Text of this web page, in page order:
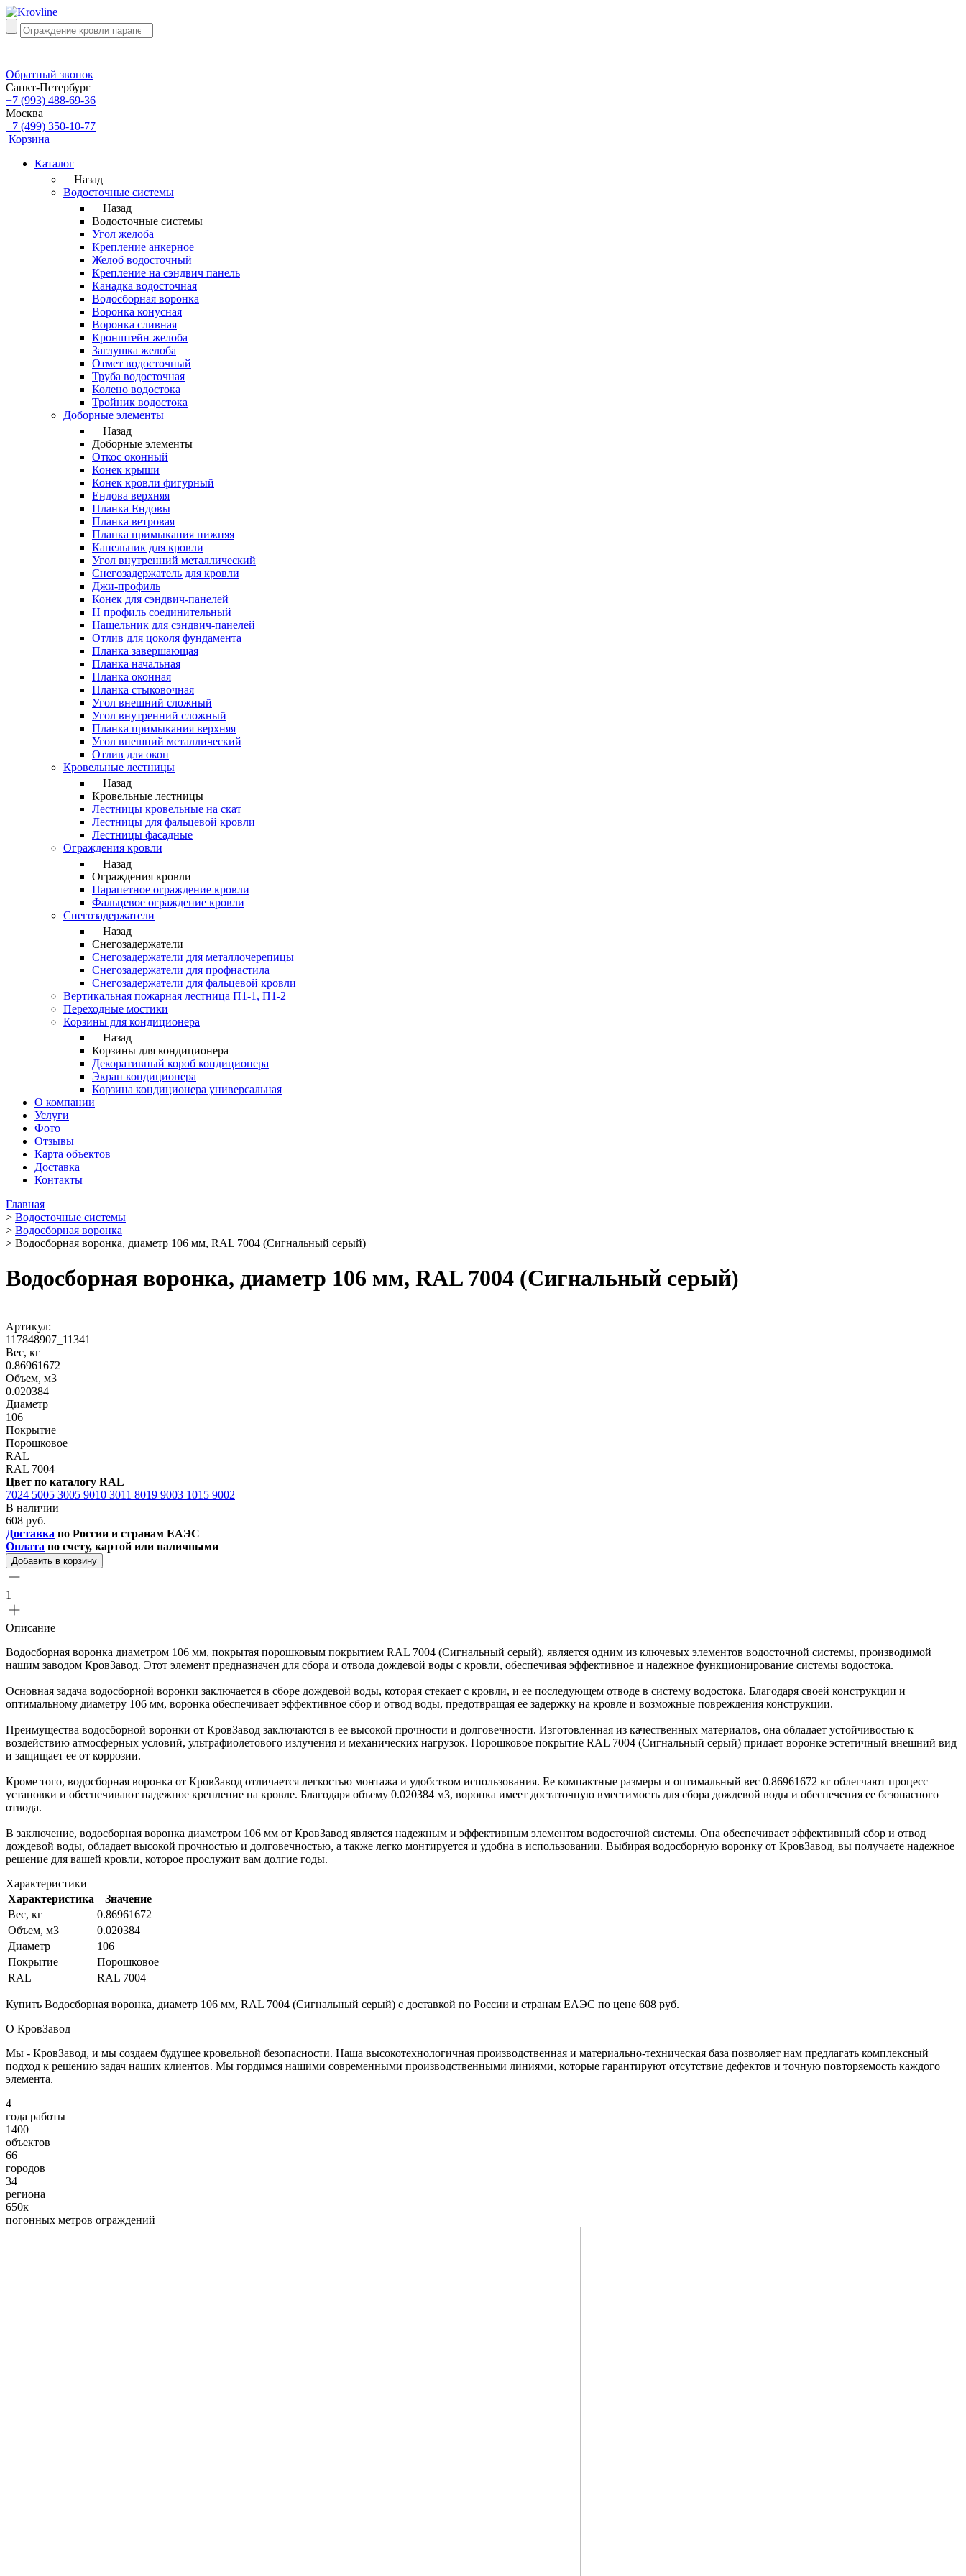
Обратный звонок
Санкт-Петербург
+7 (993) 488-69-36
Москва
+7 (499) 350-10-77
Корзина
Каталог
Назад
Водосточные системы
Назад
Водосточные системы
Угол желоба
Крепление анкерное
Желоб водосточный
Крепление на сэндвич панель
Канадка водосточная
Водосборная воронка
Воронка конусная
Воронка сливная
Кронштейн желоба
Заглушка желоба
Отмет водосточный
Труба водосточная
Колено водостока
Тройник водостока
Доборные элементы
Назад
Доборные элементы
Откос оконный
Конек крыши
Конек кровли фигурный
Ендова верхняя
Планка Ендовы
Планка ветровая
Планка примыкания нижняя
Капельник для кровли
Угол внутренний металлический
Снегозадержатель для кровли
Джи-профиль
Конек для сэндвич-панелей
Н профиль соединительный
Нащельник для сэндвич-панелей
Отлив для цоколя фундамента
Планка завершающая
Планка начальная
Планка оконная
Планка стыковочная
Угол внешний сложный
Угол внутренний сложный
Планка примыкания верхняя
Угол внешний металлический
Отлив для окон
Кровельные лестницы
Назад
Кровельные лестницы
Лестницы кровельные на скат
Лестницы для фальцевой кровли
Лестницы фасадные
Ограждения кровли
Назад
Ограждения кровли
Парапетное ограждение кровли
Фальцевое ограждение кровли
Снегозадержатели
Назад
Снегозадержатели
Снегозадержатели для металлочерепицы
Снегозадержатели для профнастила
Снегозадержатели для фальцевой кровли
Вертикальная пожарная лестница П1-1, П1-2
Переходные мостики
Корзины для кондиционера
Назад
Корзины для кондиционера
Декоративный короб кондиционера
Экран кондиционера
Корзина кондиционера универсальная
О компании
Услуги
Фото
Отзывы
Карта объектов
Доставка
Контакты
Главная
> Водосточные системы
> Водосборная воронка
> Водосборная воронка, диаметр 106 мм, RAL 7004 (Сигнальный серый)
Водосборная воронка, диаметр 106 мм, RAL 7004 (Сигнальный серый)
Артикул:
117848907_11341
Вес, кг
0.86961672
Объем, м3
0.020384
Диаметр
106
Покрытие
Порошковое
RAL
RAL 7004
Цвет по каталогу RAL
7024 5005 3005 9010 3011 8019 9003 1015 9002
В наличии
608 руб.
Доставка по России и странам ЕАЭС
Оплата по счету, картой или наличными
Добавить в корзину
1
Описание
Водосборная воронка диаметром 106 мм, покрытая порошковым покрытием RAL 7004 (Сигнальный серый), является одним из ключевых элементов водосточной системы, производимой
нашим заводом КровЗавод. Этот элемент предназначен для сбора и отвода дождевой воды с кровли, обеспечивая эффективное и надежное функционирование системы водостока.
Основная задача водосборной воронки заключается в сборе дождевой воды, которая стекает с кровли, и ее последующем отводе в систему водостока. Благодаря своей конструкции и
оптимальному диаметру 106 мм, воронка обеспечивает эффективное сбор и отвод воды, предотвращая ее задержку на кровле и возможные повреждения конструкции.
Преимущества водосборной воронки от КровЗавод заключаются в ее высокой прочности и долговечности. Изготовленная из качественных материалов, она обладает устойчивостью к
воздействию атмосферных условий, ультрафиолетового излучения и механических нагрузок. Порошковое покрытие RAL 7004 (Сигнальный серый) придает воронке эстетичный внешний вид
и защищает ее от коррозии.
Кроме того, водосборная воронка от КровЗавод отличается легкостью монтажа и удобством использования. Ее компактные размеры и оптимальный вес 0.86961672 кг облегчают процесс
установки и обеспечивают надежное крепление на кровле. Благодаря объему 0.020384 м3, воронка имеет достаточную вместимость для сбора дождевой воды и обеспечения ее безопасного
отвода.
В заключение, водосборная воронка диаметром 106 мм от КровЗавод является надежным и эффективным элементом водосточной системы. Она обеспечивает эффективный сбор и отвод
дождевой воды, обладает высокой прочностью и долговечностью, а также легко монтируется и удобна в использовании. Выбирая водосборную воронку от КровЗавод, вы получаете надежное
решение для вашей кровли, которое прослужит вам долгие годы.
Характеристики
Характеристика
Значение
Вес, кг
0.86961672
Объем, м3
0.020384
Диаметр
106
Покрытие
Порошковое
RAL
RAL 7004
Купить Водосборная воронка, диаметр 106 мм, RAL 7004 (Сигнальный серый) с доставкой по России и странам ЕАЭС по цене 608 руб.
О КровЗавод
Мы - КровЗавод, и мы создаем будущее кровельной безопасности. Наша высокотехнологичная производственная и материально-техническая база позволяет нам предлагать комплексный
подход к решению задач наших клиентов. Мы гордимся нашими современными производственными линиями, которые гарантируют отсутствие дефектов и точную повторяемость каждого
элемента.
4
года работы
1400
объектов
66
городов
34
региона
650к
погонных метров ограждений